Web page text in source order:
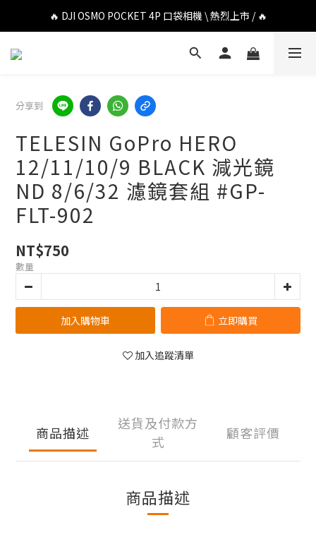
🔥 DJI OSMO POCKET 4P 口袋相機 \ 熱烈上市 / 🔥
🔥 DJI OSMO POCKET 4P 口袋相機 \ 熱烈上市 / 🔥
🔥 Insta360 Luna Ultra 雲台相機 \ 熱烈上市 / 🔥
🔥 DJI OSMO POCKET 4P 口袋相機 \ 熱烈上市 / 🔥
分享到
TELESIN GoPro HERO
12/11/10/9 BLACK 減光鏡
ND 8/6/32 濾鏡套組 #GP-
FLT-902
NT$750
數量
加入購物車 立即購買
加入追蹤清單
商品描述
送貨及付款方
式
顧客評價
商品描述